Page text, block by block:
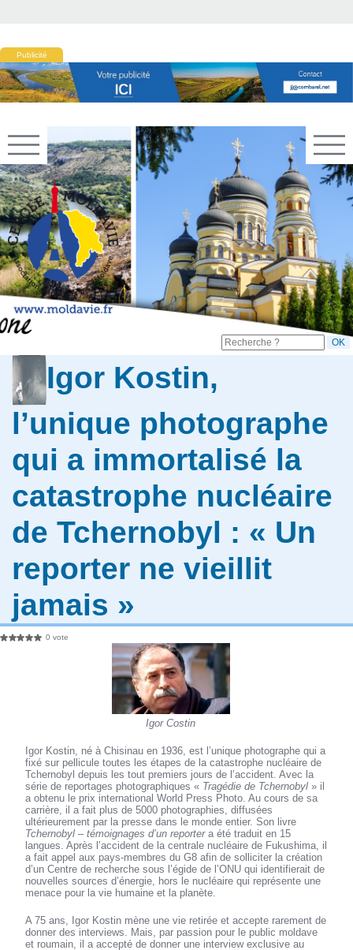
Publicité
Igor Kostin,
l’unique photographe
qui a immortalisé la
catastrophe nucléaire
de Tchernobyl : « Un
reporter ne vieillit
jamais »
0 vote
Igor Costin
Igor Kostin, né à Chisinau en 1936, est l’unique photographe qui a
fixé sur pellicule toutes les étapes de la catastrophe nucléaire de
Tchernobyl depuis les tout premiers jours de l’accident. Avec la
série de reportages photographiques « Tragédie de Tchernobyl » il
a obtenu le prix international World Press Photo. Au cours de sa
carrière, il a fait plus de 5000 photographies, diffusées
ultérieurement par la presse dans le monde entier. Son livre
Tchernobyl – témoignages d’un reportera été traduit en 15
langues. Après l’accident de la centrale nucléaire de Fukushima, il
a fait appel aux pays-membres du G8 afin de solliciter la création
d’un Centre de recherche sous l’égide de l’ONU qui identifierait de
nouvelles sources d’énergie, hors le nucléaire qui représente une
menace pour la vie humaine et la planète.
A 75 ans, Igor Kostin mène une vie retirée et accepte rarement de
donner des interviews. Mais, par passion pour le public moldave
et roumain, il a accepté de donner une interview exclusive au